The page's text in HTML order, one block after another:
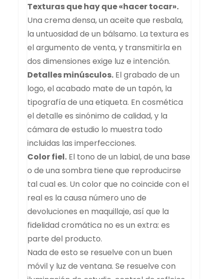
Texturas que hay que «hacer tocar».
Una crema densa, un aceite que resbala,
la untuosidad de un bálsamo. La textura es
el argumento de venta, y transmitirla en
dos dimensiones exige luz e intención.
Detalles minúsculos. El grabado de un
logo, el acabado mate de un tapón, la
tipografía de una etiqueta. En cosmética
el detalle es sinónimo de calidad, y la
cámara de estudio lo muestra todo
incluidas las imperfecciones.
Color fiel. El tono de un labial, de una base
o de una sombra tiene que reproducirse
tal cual es. Un color que no coincide con el
real es la causa número uno de
devoluciones en maquillaje, así que la
fidelidad cromática no es un extra: es
parte del producto.
Nada de esto se resuelve con un buen
móvil y luz de ventana. Se resuelve con